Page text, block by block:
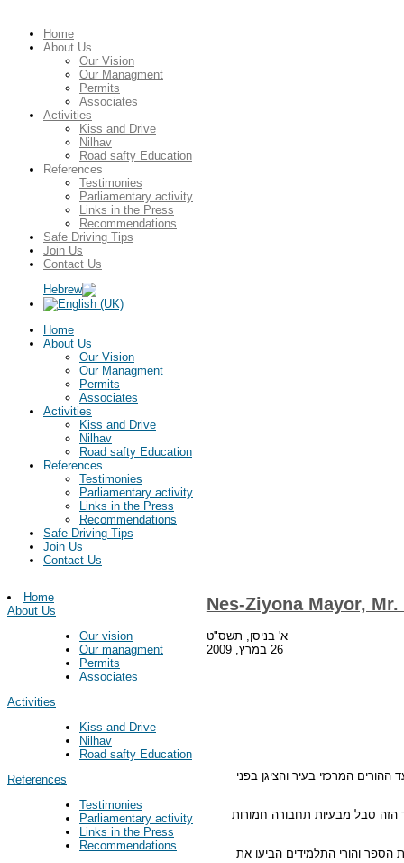
Home
About Us
Our Vision
Our Managment
Permits
Associates
Activities
Kiss and Drive
Nilhav
Road safty Education
References
Testimonies
Parliamentary activity
Links in the Press
Recommendations
Safe Driving Tips
Join Us
Contact Us
Home
About Us
Our Vision
Our Managment
Permits
Associates
Activities
Kiss and Drive
Nilhav
Road safty Education
References
Testimonies
Parliamentary activity
Links in the Press
Recommendations
Safe Driving Tips
Join Us
Contact Us
Home
About Us
Our vision
Our managment
Permits
Associates
Activities
Kiss and Drive
Nilhav
Road safty Education
References
Testimonies
Parliamentary activity
Links in the Press
Recommendations
Nes-Ziyona Mayor,
א' בניסן, תשס"ט
26 במרץ, 2009
המרכזי בעיר והציגן בפני
בבית הספר היסודי "הדר" החל מחודש אפריל 2008. בית הספר הזה סבל מבעיות תחבורה חמורות
הספר והורי התלמידים הביעו את